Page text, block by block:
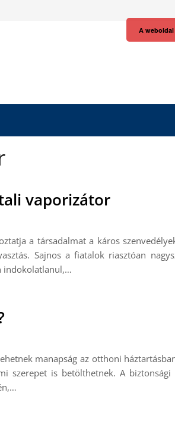
vaporizátor
a társadalmat a káros
Sajnos a fiatalok riasztóan
indokolatlanul,…
manapság az otthoni
szerepet is betölthetnek. A
A